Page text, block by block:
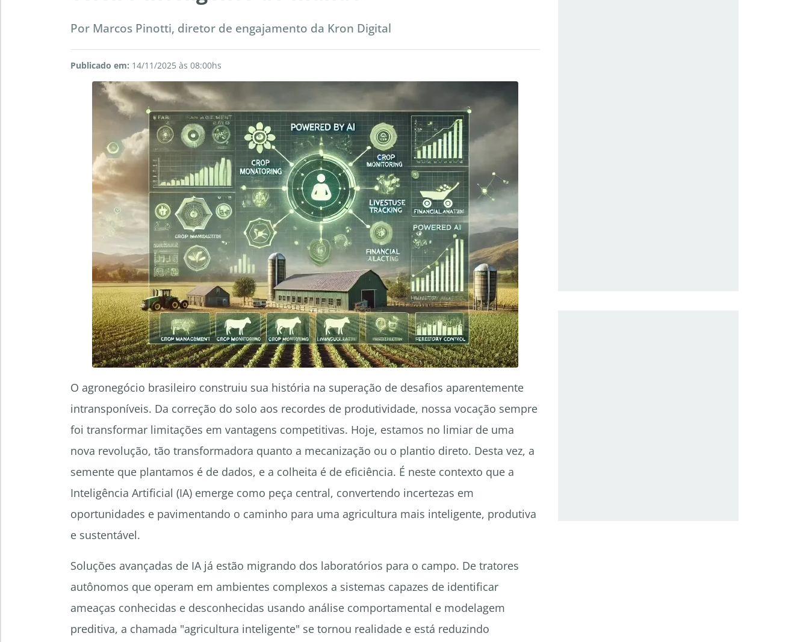
Por Marcos Pinotti, diretor de engajamento da Kron Digital
Publicado em: 14/11/2025 às 08:00hs
O agronegócio brasileiro construiu sua história na superação de desafios aparentemente
intransponíveis. Da correção do solo aos recordes de produtividade, nossa vocação sempre
foi transformar limitações em vantagens competitivas. Hoje, estamos no limiar de uma
nova revolução, tão transformadora quanto a mecanização ou o plantio direto. Desta vez, a
semente que plantamos é de dados, e a colheita é de eficiência. É neste contexto que a
Inteligência Artificial (IA) emerge como peça central, convertendo incertezas em
oportunidades e pavimentando o caminho para uma agricultura mais inteligente, produtiva
e sustentável.
Soluções avançadas de IA já estão migrando dos laboratórios para o campo. De tratores
autônomos que operam em ambientes complexos a sistemas capazes de identificar
ameaças conhecidas e desconhecidas usando análise comportamental e modelagem
preditiva, a chamada "agricultura inteligente" se tornou realidade e está reduzindo